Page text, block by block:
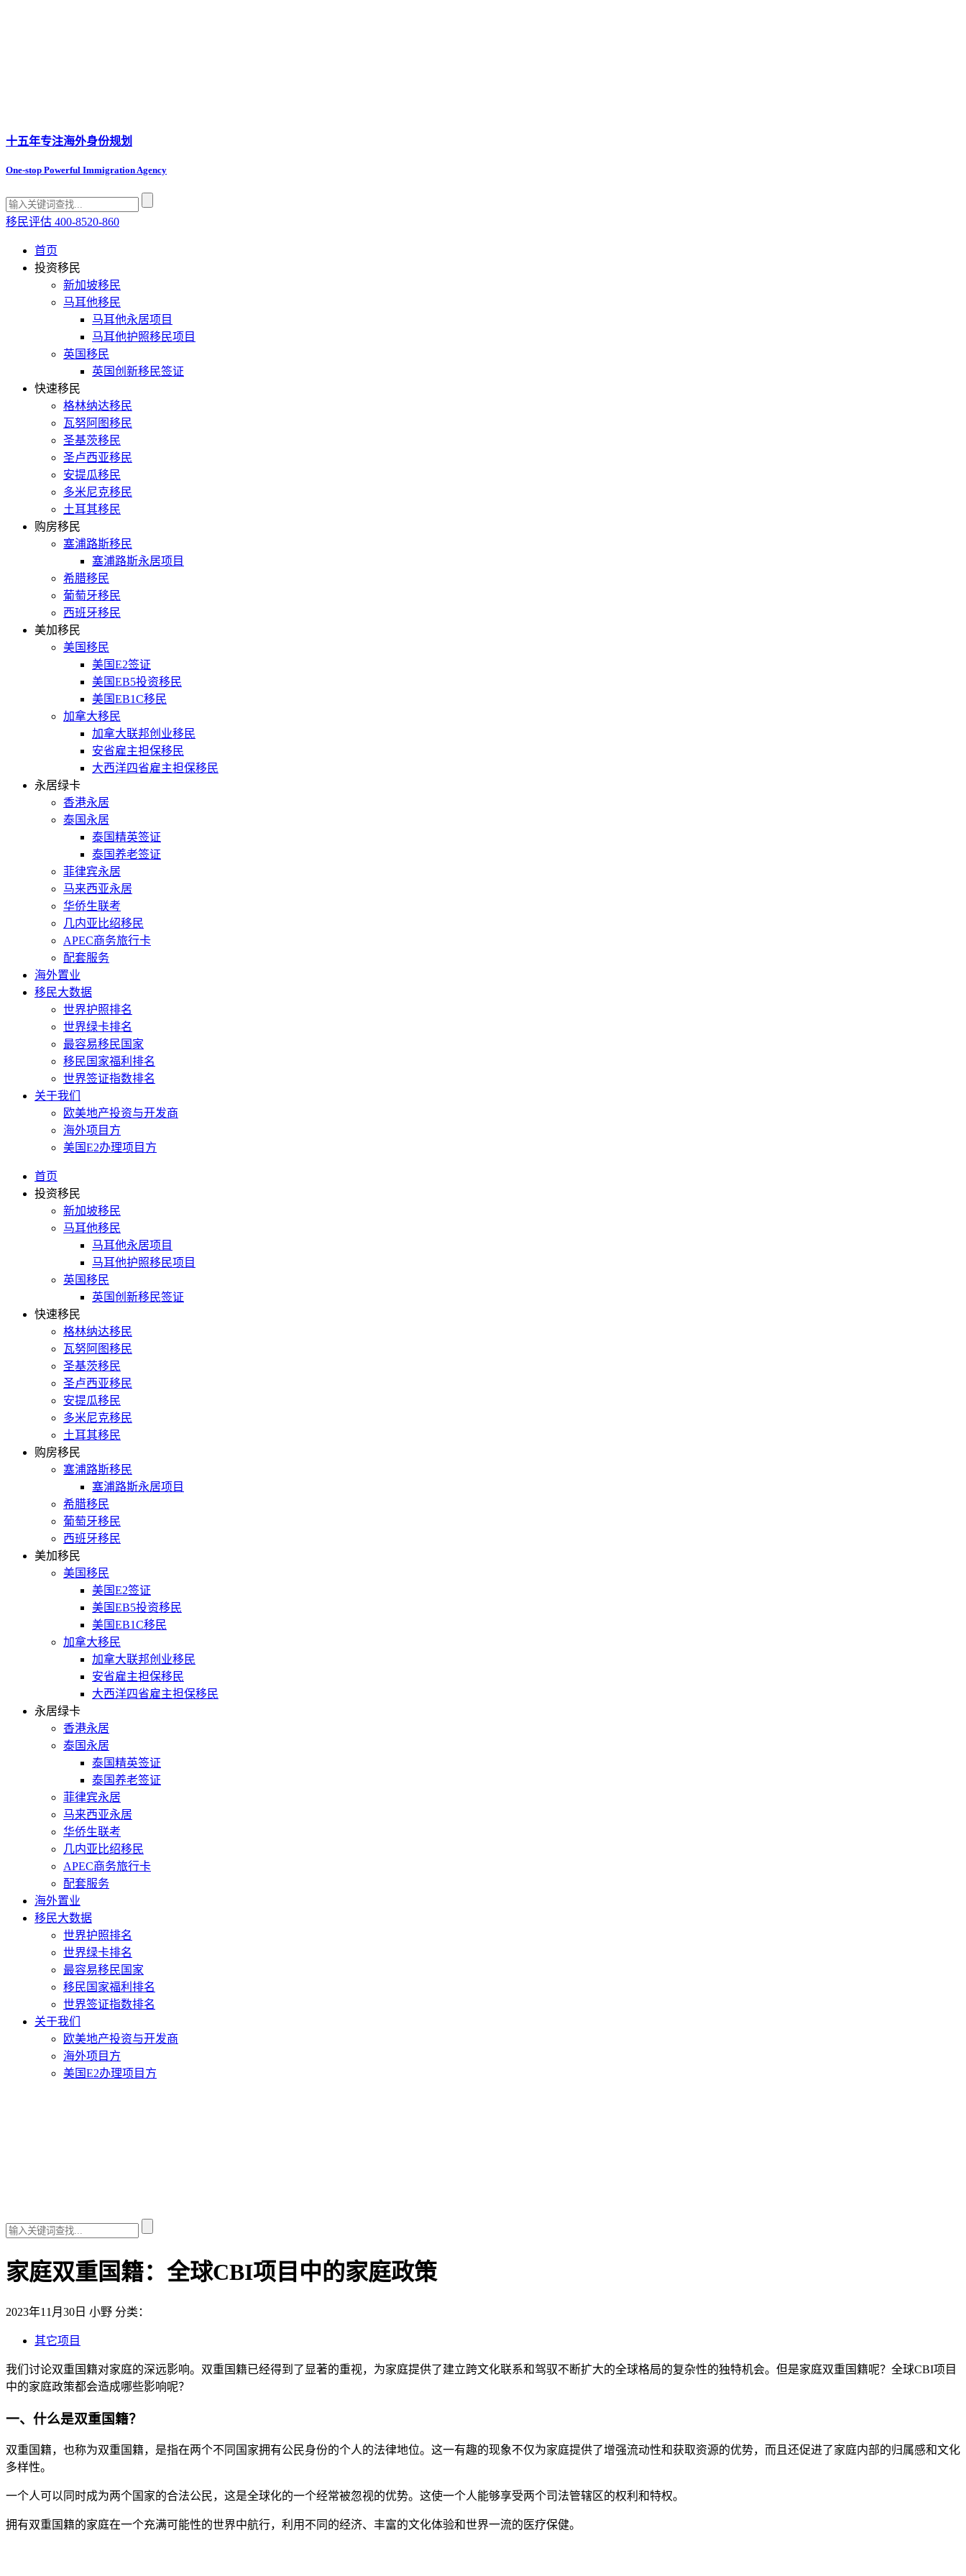
十五年专注海外身份规划
One-stop Powerful Immigration Agency
移民评估 400-8520-860
首页
投资移民
新加坡移民
马耳他移民
马耳他永居项目
马耳他护照移民项目
英国移民
英国创新移民签证
快速移民
格林纳达移民
瓦努阿图移民
圣基茨移民
圣卢西亚移民
安提瓜移民
多米尼克移民
土耳其移民
购房移民
塞浦路斯移民
塞浦路斯永居项目
希腊移民
葡萄牙移民
西班牙移民
美加移民
美国移民
美国E2签证
美国EB5投资移民
美国EB1C移民
加拿大移民
加拿大联邦创业移民
安省雇主担保移民
大西洋四省雇主担保移民
永居绿卡
香港永居
泰国永居
泰国精英签证
泰国养老签证
菲律宾永居
马来西亚永居
华侨生联考
几内亚比绍移民
APEC商务旅行卡
配套服务
海外置业
移民大数据
世界护照排名
世界绿卡排名
最容易移民国家
移民国家福利排名
世界签证指数排名
关于我们
欧美地产投资与开发商
海外项目方
美国E2办理项目方
首页
投资移民
新加坡移民
马耳他移民
马耳他永居项目
马耳他护照移民项目
英国移民
英国创新移民签证
快速移民
格林纳达移民
瓦努阿图移民
圣基茨移民
圣卢西亚移民
安提瓜移民
多米尼克移民
土耳其移民
购房移民
塞浦路斯移民
塞浦路斯永居项目
希腊移民
葡萄牙移民
西班牙移民
美加移民
美国移民
美国E2签证
美国EB5投资移民
美国EB1C移民
加拿大移民
加拿大联邦创业移民
安省雇主担保移民
大西洋四省雇主担保移民
永居绿卡
香港永居
泰国永居
泰国精英签证
泰国养老签证
菲律宾永居
马来西亚永居
华侨生联考
几内亚比绍移民
APEC商务旅行卡
配套服务
海外置业
移民大数据
世界护照排名
世界绿卡排名
最容易移民国家
移民国家福利排名
世界签证指数排名
关于我们
欧美地产投资与开发商
海外项目方
美国E2办理项目方
家庭双重国籍：全球CBI项目中的家庭政策
2023年11月30日 小野 分类：
其它项目
我们讨论双重国籍对家庭的深远影响。双重国籍已经得到了显著的重视，为家庭提供了建立跨文化联系和驾驭不断扩大的全球格局的复杂性的独特机会。但是家庭双重国籍呢？全球CBI项目
中的家庭政策都会造成哪些影响呢？
一、什么是双重国籍？
双重国籍，也称为双重国籍，是指在两个不同国家拥有公民身份的个人的法律地位。这一有趣的现象不仅为家庭提供了增强流动性和获取资源的优势，而且还促进了家庭内部的归属感和文化
多样性。
一个人可以同时成为两个国家的合法公民，这是全球化的一个经常被忽视的优势。这使一个人能够享受两个司法管辖区的权利和特权。
拥有双重国籍的家庭在一个充满可能性的世界中航行，利用不同的经济、丰富的文化体验和世界一流的医疗保健。